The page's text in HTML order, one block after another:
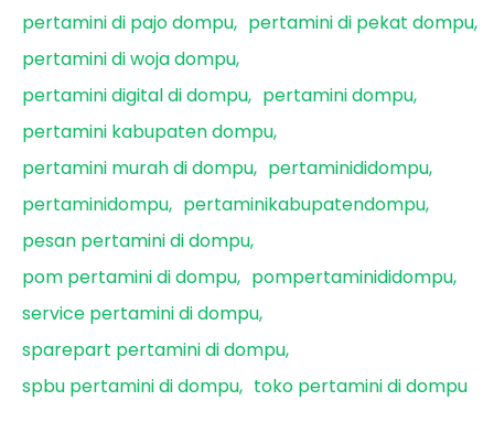
pertamini di pajo dompu
pertamini di pekat dompu
pertamini di woja dompu
pertamini digital di dompu
pertamini dompu
pertamini kabupaten dompu
pertamini murah di dompu
pertaminididompu
pertaminidompu
pertaminikabupatendompu
pesan pertamini di dompu
pom pertamini di dompu
pompertaminididompu
service pertamini di dompu
sparepart pertamini di dompu
spbu pertamini di dompu
toko pertamini di dompu